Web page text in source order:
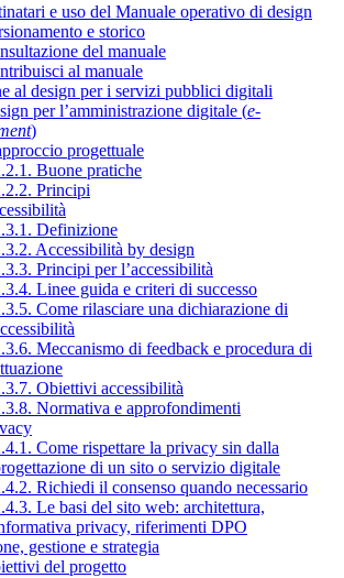
e uso del Manuale operativo di design
e storico
del manuale
al manuale
al design per i servizi pubblici digitali
per l’amministrazione digitale (e-
)
progettuale
Buone pratiche
Principi
Definizione
Accessibilità by design
Principi per l’accessibilità
Linee guida e criteri di successo
Come rilasciare una dichiarazione di
Meccanismo di feedback e procedura di
Obiettivi accessibilità
Normativa e approfondimenti
Come rispettare la privacy sin dalla
di un sito o servizio digitale
Richiedi il consenso quando necessario
Le basi del sito web: architettura,
privacy, riferimenti DPO
gestione e strategia
del progetto